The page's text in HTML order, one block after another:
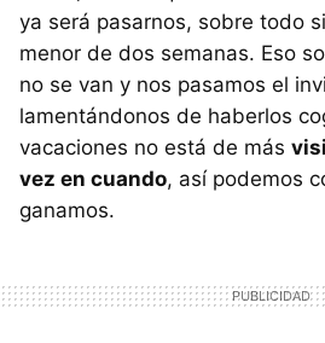
ya será pasarnos, sobre todo
menor de dos semanas. Eso
no se van y nos pasamos el
lamentándonos de haberlos
vacaciones no está de más
vez en cuando, así podemos
ganamos.